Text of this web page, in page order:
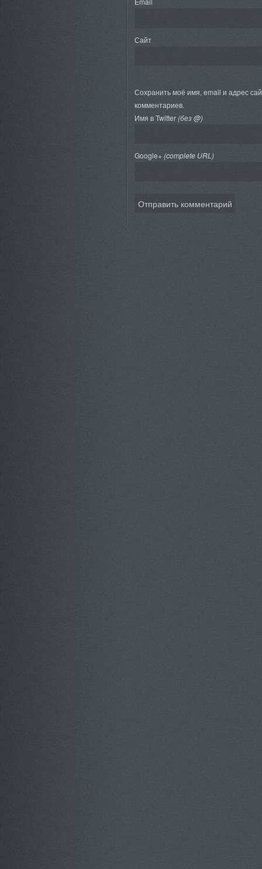
Сайт
Сохранить моё имя, email и адрес
комментариев.
Имя в Twitter(без @)
Google+(complete URL)